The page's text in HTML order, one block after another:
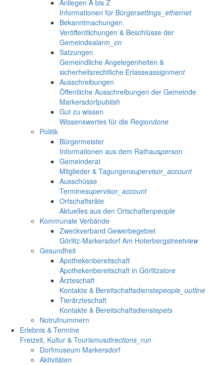
Anliegen A bis Z
Informationen für Bürgersettings_ethernet
Bekanntmachungen
Veröffentlichungen & Beschlüsse der
Gemeindealarm_on
Satzungen
Gemeindliche Angelegenheiten &
sicherheitsrechtliche Erlasseassignment
Ausschreibungen
Öffentliche Ausschreibungen der Gemeinde
Markersdorfpublish
Gut zu wissen
Wissenswertes für die Regiondone
Politik
Bürgermeister
Informationen aus dem Rathausperson
Gemeinderat
Mitglieder & Tagungensupervisor_account
Ausschüsse
Terminesupervisor_account
Ortschaftsräte
Aktuelles aus den Ortschaftenpeople
Kommunale Verbände
Zweckverband Gewerbegebiet
Görlitz-Markersdorf Am Hoterbergstreetview
Gesundheit
Apothekenbereitschaft
Apothekenbereitschaft in Görlitzstore
Ärzteschaft
Kontakte & Bereitschaftsdienstepeople_outline
Tierärzteschaft
Kontakte & Bereitschaftsdienstepets
Notrufnummern
Erlebnis & Termine
Freizeit, Kultur & Tourismusdirections_run
Dorfmuseum Markersdorf
Aktivitäten